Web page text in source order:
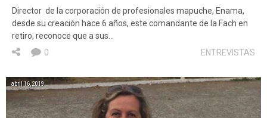
Director de la corporación de profesionales mapuche, Enama,
desde su creación hace 6 años, este comandante de la Fach en
retiro, reconoce que a sus…
ENTREVISTAS
0
abril 16, 2019